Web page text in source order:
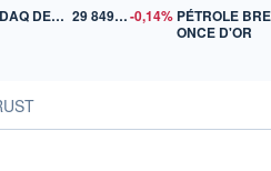
NASDAQ DEC26 29 849,75-0,14%
ONCE D'OR